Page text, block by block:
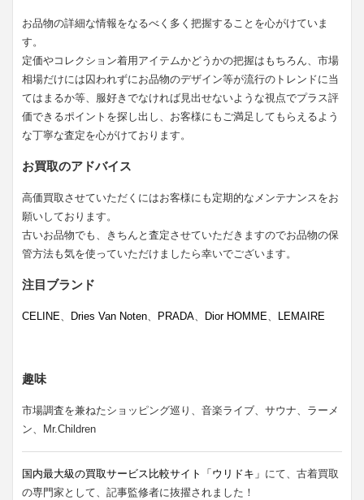
お品物の詳細な情報をなるべく多く把握することを心がけていま
す。
定価やコレクション着用アイテムかどうかの把握はもちろん、市場
相場だけには囚われずにお品物のデザイン等が流行のトレンドに当
てはまるか等、服好きでなければ見出せないような視点でプラス評
価できるポイントを探し出し、お客様にもご満足してもらえるよう
な丁寧な査定を心がけております。
お買取のアドバイス
高価買取させていただくにはお客様にも定期的なメンテナンスをお
願いしております。
古いお品物でも、きちんと査定させていただきますのでお品物の保
管方法も気を使っていただけましたら幸いでございます。
注目ブランド
CELINE、 Dries Van Noten、 PRADA、 Dior HOMME、 LEMAIRE
趣味
市場調査を兼ねたショッピング巡り、音楽ライブ、サウナ、ラーメ
ン、Mr.Children
国内最大級の買取サービス比較サイト「ウリドキ」 にて、古着買取
の専門家として、記事監修者に抜擢されました！